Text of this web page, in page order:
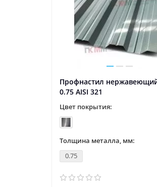
Профнастил
0.75 AISI 321
Цвет покрытия:
Толщина металла, мм:
0.75